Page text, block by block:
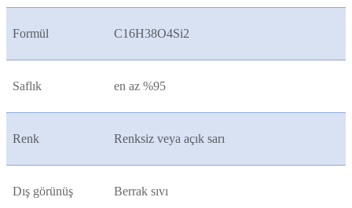
Formül C16H38O4Si2
Saflık en az %95
Renk Renksiz veya açık sarı
Dış görünüş Berrak sıvı